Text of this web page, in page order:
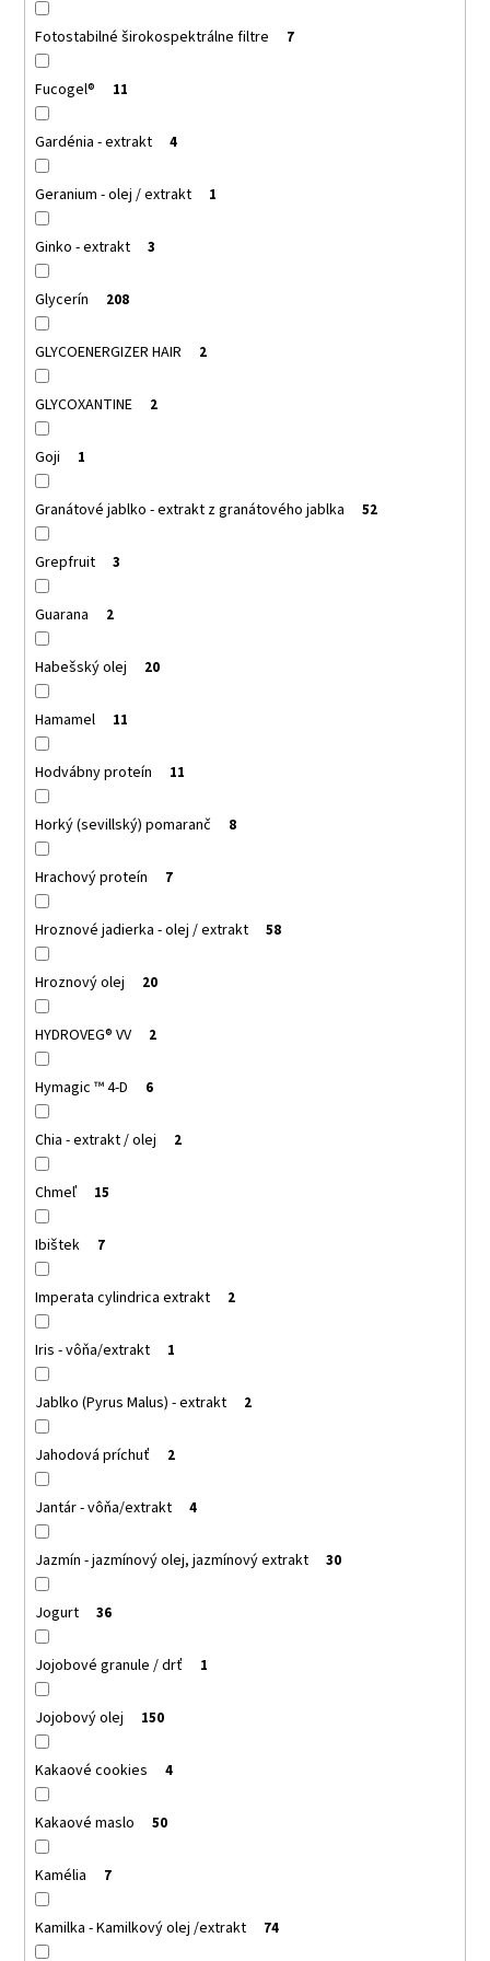
Fotostabilné širokospektrálne filtre 7
Fucogel® 11
Gardénia - extrakt 4
Geranium - olej / extrakt 1
Ginko - extrakt 3
Glycerín 208
GLYCOENERGIZER HAIR 2
GLYCOXANTINE 2
Goji 1
Granátové jablko - extrakt z granátového jablka 52
Grepfruit 3
Guarana 2
Habešský olej 20
Hamamel 11
Hodvábny proteín 11
Horký (sevillský) pomaranč 8
Hrachový proteín 7
Hroznové jadierka - olej / extrakt 58
Hroznový olej 20
HYDROVEG® VV 2
Hymagic ™ 4-D 6
Chia - extrakt / olej 2
Chmeľ 15
Ibištek 7
Imperata cylindrica extrakt 2
Iris - vôňa/extrakt 1
Jablko (Pyrus Malus) - extrakt 2
Jahodová príchuť 2
Jantár - vôňa/extrakt 4
Jazmín - jazmínový olej, jazmínový extrakt 30
Jogurt 36
Jojobové granule / drť 1
Jojobový olej 150
Kakaové cookies 4
Kakaové maslo 50
Kamélia 7
Kamilka - Kamilkový olej /extrakt 74